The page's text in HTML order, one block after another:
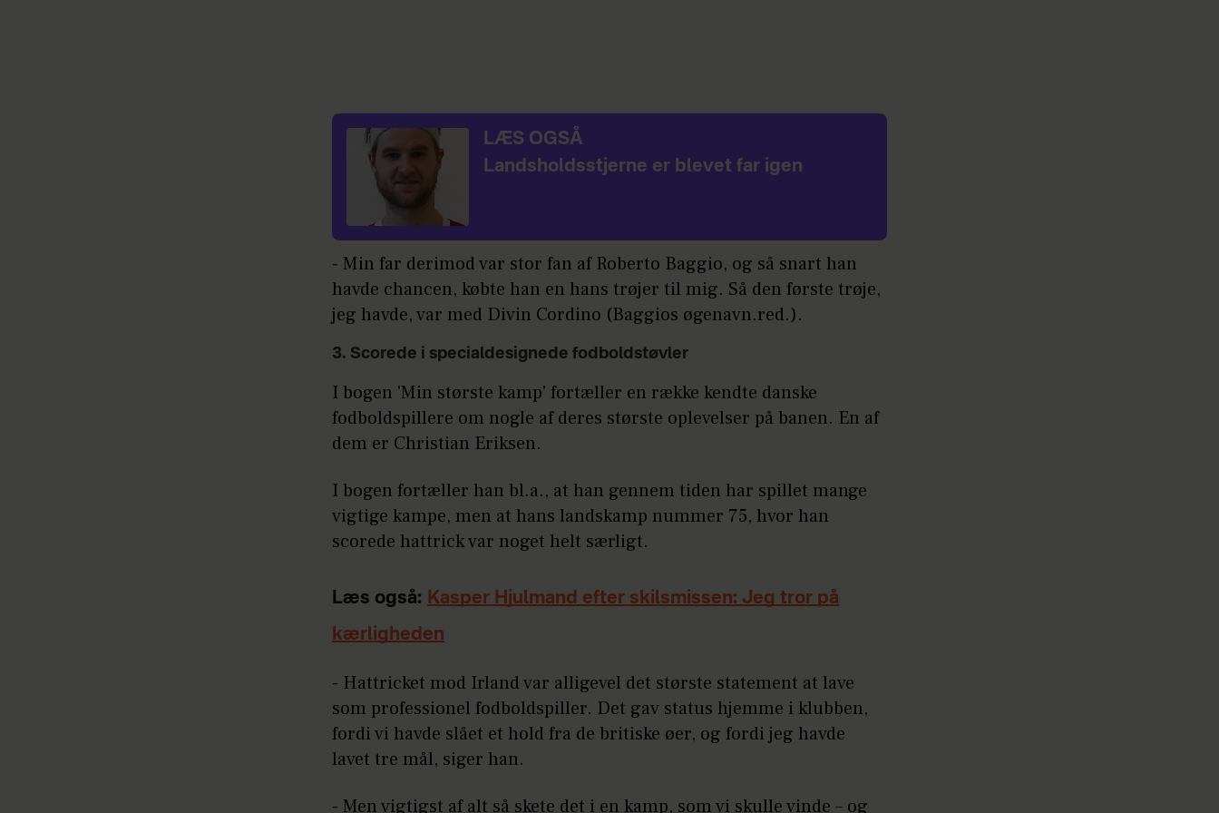
LÆS OGSÅ
Landsholdsstjerne er blevet far igen
- Min far derimod var stor fan af Roberto Baggio, og så snart han
havde chancen, købte han en hans trøjer til mig. Så den første trøje,
jeg havde, var med Divin Cordino (Baggios øgenavn.red.).
3. Scorede i specialdesignede fodboldstøvler
I bogen 'Min største kamp' fortæller en række kendte danske
fodboldspillere om nogle af deres største oplevelser på banen. En af
dem er Christian Eriksen.
I bogen fortæller han bl.a., at han gennem tiden har spillet mange
vigtige kampe, men at hans landskamp nummer 75, hvor han
scorede hattrick var noget helt særligt.
Læs også: Kasper Hjulmand efter skilsmissen: Jeg tror på
kærligheden
- Hattricket mod Irland var alligevel det største statement at lave
som professionel fodboldspiller. Det gav status hjemme i klubben,
fordi vi havde slået et hold fra de britiske øer, og fordi jeg havde
lavet tre mål, siger han.
- Men vigtigst af alt så skete det i en kamp, som vi skulle vinde – og